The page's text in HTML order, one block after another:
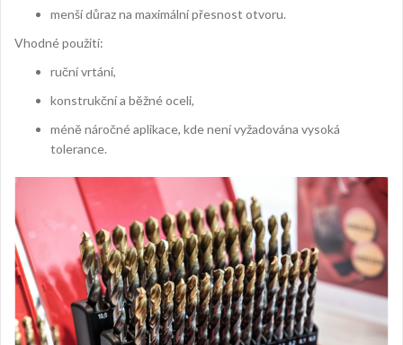
menší důraz na maximální přesnost otvoru.
Vhodné použití:
ruční vrtání,
konstrukční a běžné oceli,
méně náročné aplikace, kde není vyžadována vysoká
tolerance.